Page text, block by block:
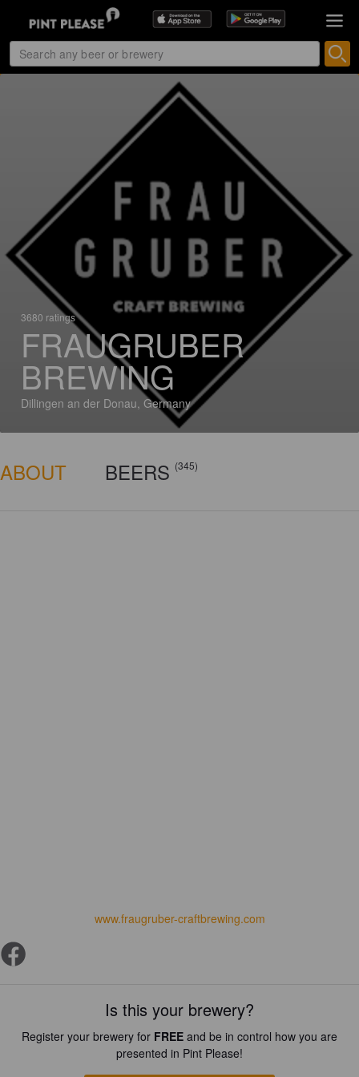
3680 ratings
FRAUGRUBER
BREWING
Dillingen an der Donau, Germany
ABOUT BEERS (345)
www.fraugruber-craftbrewing.com
Is this your brewery?
Register your brewery for FREE and be in control how you are
presented in Pint Please!